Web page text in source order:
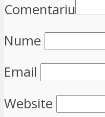
Comentariu
Nume
Email
Website